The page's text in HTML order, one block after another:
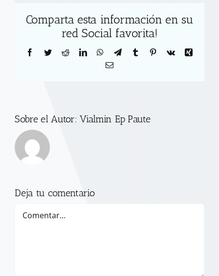
Comparta esta información en su
red Social favorita!
Facebook
TwitterRedditLinkedInWhatsApp
TelegramTumblr Pinterest
Vk
Xing
Correo
Sobre el Autor:Vialmin Ep Paute
Deja tu comentario